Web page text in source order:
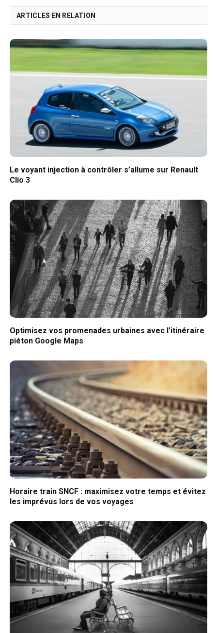
ARTICLES EN RELATION
Le voyant injection à contrôler s’allume sur Renault
Clio 3
Optimisez vos promenades urbaines avec l’itinéraire
piéton Google Maps
Horaire train SNCF : maximisez votre temps et évitez
les imprévus lors de vos voyages